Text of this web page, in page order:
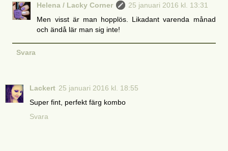
Helena / Lacky Corner
25 januari 2016 kl. 13:31
Men visst är man hopplös. Likadant varenda månad
och ändå lär man sig inte!
Svara
Lackert 25 januari 2016 kl. 18:55
Super fint, perfekt färg kombo
Svara